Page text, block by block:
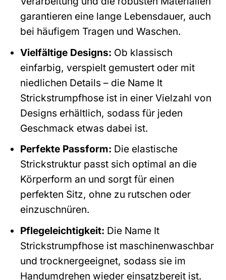
garantieren eine lange Lebensdauer, auch
bei häufigem Tragen und Waschen.
Vielfältige Designs: Ob klassisch
einfarbig, verspielt gemustert oder mit
niedlichen Details – die Name It
Strickstrumpfhose ist in einer Vielzahl von
Designs erhältlich, sodass für jeden
Geschmack etwas dabei ist.
Perfekte Passform: Die elastische
Strickstruktur passt sich optimal an die
Körperform an und sorgt für einen
perfekten Sitz, ohne zu rutschen oder
einzuschnüren.
Pflegeleichtigkeit: Die Name It
Strickstrumpfhose ist maschinenwaschbar
und trocknergeeignet, sodass sie im
Handumdrehen wieder einsatzbereit ist.